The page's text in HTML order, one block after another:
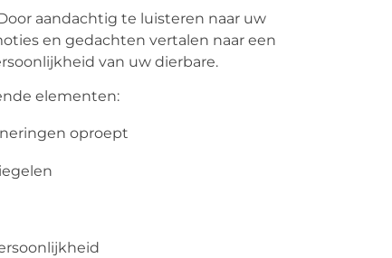
aandachtig te luisteren naar uw
en gedachten vertalen naar een
van uw dierbare.
elementen:
oproept